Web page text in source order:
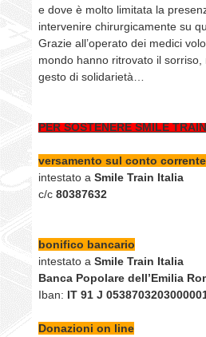
e dove è molto limitata la
intervenire chirurgicamente su
Grazie all’operato dei medici
mondo hanno ritrovato il
gesto di solidarietà…
PER SOSTENERE SMILE
versamento sul conto
intestato a Smile Train Italia
c/c 80387632
bonifico bancario
intestato a Smile Train Italia
Banca Popolare dell’Emilia
Iban: IT 91 J
Donazioni on line